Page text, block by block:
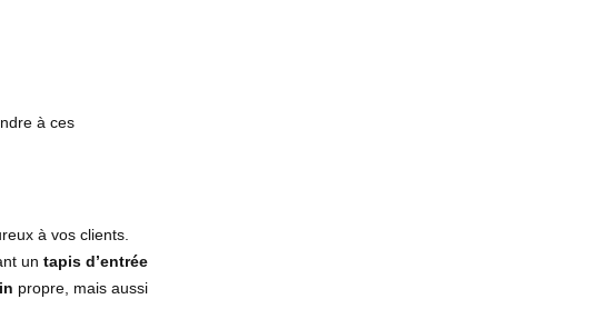
à ces
à vos clients.
un tapis d’entrée
propre, mais aussi